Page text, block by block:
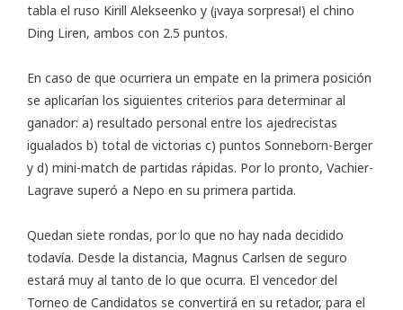
tabla el ruso Kirill Alekseenko y (¡vaya sorpresa!) el chino
Ding Liren, ambos con 2.5 puntos.
En caso de que ocurriera un empate en la primera posición
se aplicarían los siguientes criterios para determinar al
ganador: a) resultado personal entre los ajedrecistas
igualados b) total de victorias c) puntos Sonneborn-Berger
y d) mini-match de partidas rápidas. Por lo pronto, Vachier-
Lagrave superó a Nepo en su primera partida.
Quedan siete rondas, por lo que no hay nada decidido
todavía. Desde la distancia, Magnus Carlsen de seguro
estará muy al tanto de lo que ocurra. El vencedor del
Torneo de Candidatos se convertirá en su retador, para el